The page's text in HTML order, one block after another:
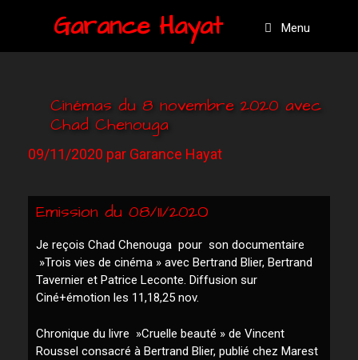
Garance Hayat Menu
Cinémas du 8 novembre 2020 avec
Chad Chenouga
09/11/2020 par Garance Hayat
Emission du 08/11/202O
Je reçois Chad Chenouga pour son documentaire
»Trois vies de cinéma » avec Bertrand Blier, Bertrand
Tavernier et Patrice Leconte. Diffusion sur
Ciné+émotion les 11,18,25 nov.
Chronique du livre »Cruelle beauté » de Vincent
Roussel consacré à Bertrand Blier, publié chez Marest